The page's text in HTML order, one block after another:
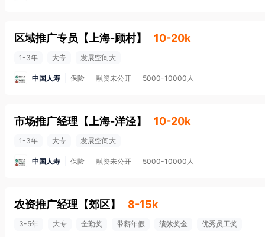
区域推广专员 【 上海-顾村】 10-20k
1-3年 大专 发展空间大
中国人寿 保险 融资未公开 5000-10000人
市场推广经理 【 上海-洋泾】 10-20k
1-3年 大专 发展空间大
中国人寿 保险 融资未公开 5000-10000人
农资推广经理 【郊区】 8-15k
3-5年 大专 全勤奖 带薪年假 绩效奖金 优秀员工奖